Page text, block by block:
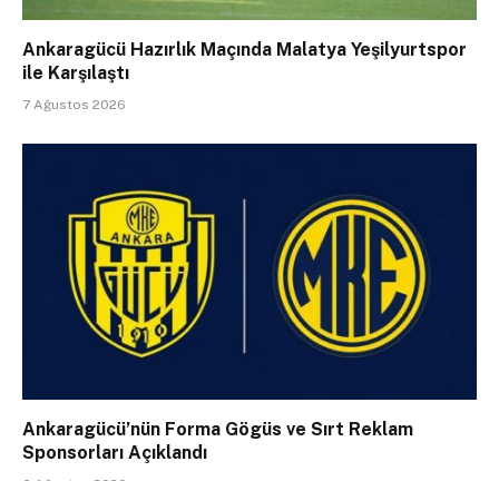
Ankaragücü Hazırlık Maçında Malatya Yeşilyurtspor
ile Karşılaştı
7 Ağustos 2026
Ankaragücü’nün Forma Gögüs ve Sırt Reklam
Sponsorları Açıklandı